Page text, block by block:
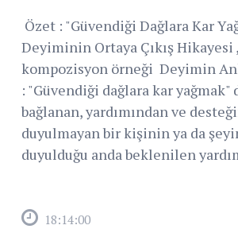
Özet : "Güvendiği Dağlara Kar
Deyiminin Ortaya Çıkış Hikayesi
kompozisyon örneği Deyimin
: "Güvendiği dağlara kar
bağlanan, yardımından ve
duyulmayan bir kişinin ya da
duyulduğu anda beklenilen
18:14:00